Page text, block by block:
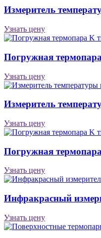
Измеритель
Узнать цену
Погружная
Узнать цену
Измеритель
Узнать цену
Погружная
Узнать цену
Инфракрасный
Узнать цену